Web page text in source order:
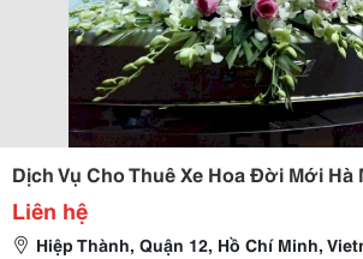
Dịch Vụ Cho Thuê Xe Hoa Đời Mới Hà
Liên hệ
Hiệp Thành, Quận 12, Hồ Chí Minh,